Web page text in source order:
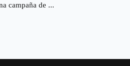
campaña de ...